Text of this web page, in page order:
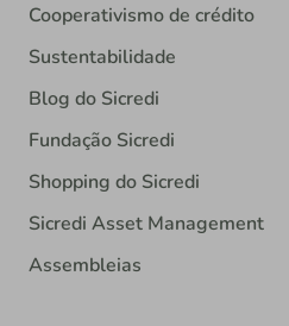
Cooperativismo de crédito
Sustentabilidade
Blog do Sicredi
Fundação Sicredi
Shopping do Sicredi
Sicredi Asset Management
Assembleias